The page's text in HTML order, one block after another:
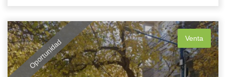
Oportunidad Venta